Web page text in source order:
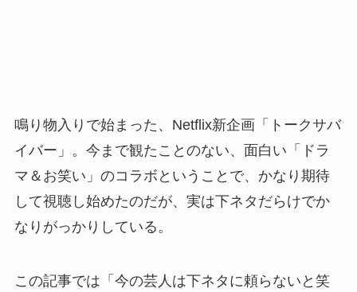
鳴り物入りで始まった、Netflix新企画「トークサバ
イバー」。今まで観たことのない、面白い「ドラ
マ＆お笑い」のコラボということで、かなり期待
して視聴し始めたのだが、実は下ネタだらけでか
なりがっかりしている。
この記事では「今の芸人は下ネタに頼らないと笑